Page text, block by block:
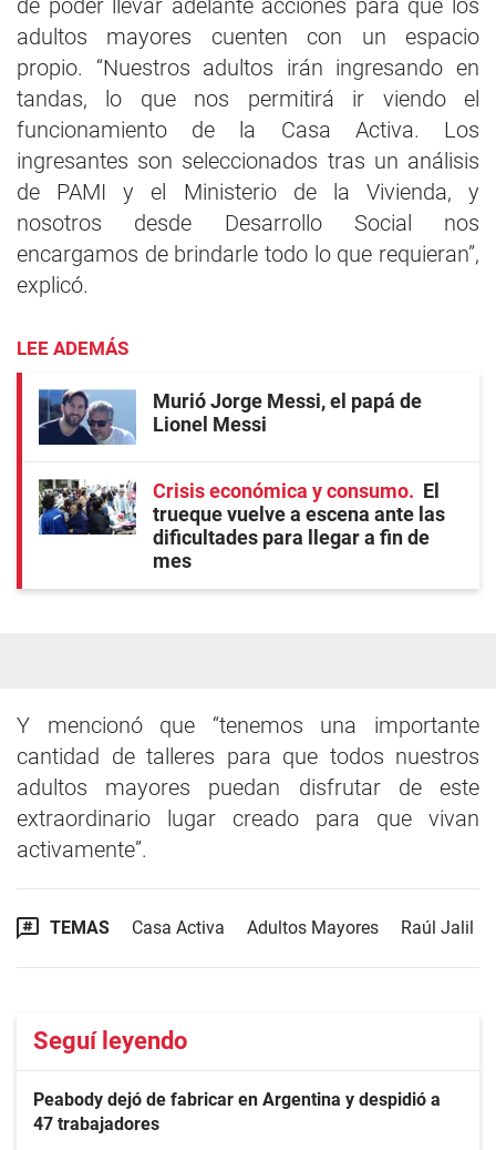
de poder llevar adelante acciones para que los
adultos mayores cuenten con un espacio
propio. “Nuestros adultos irán ingresando en
tandas, lo que nos permitirá ir viendo el
funcionamiento de la Casa Activa. Los
ingresantes son seleccionados tras un análisis
de PAMI y el Ministerio de la Vivienda, y
nosotros desde Desarrollo Social nos
encargamos de brindarle todo lo que requieran”,
explicó.
LEE ADEMÁS
Murió Jorge Messi, el papá de
Lionel Messi
Crisis económica y consumo
El
trueque vuelve a escena ante las
dificultades para llegar a fin de
mes
Y mencionó que “tenemos una importante
cantidad de talleres para que todos nuestros
adultos mayores puedan disfrutar de este
extraordinario lugar creado para que vivan
activamente”.
TEMAS Casa Activa Adultos Mayores Raúl Jalil
Seguí leyendo
Peabody dejó de fabricar en Argentina y despidió a
47 trabajadores